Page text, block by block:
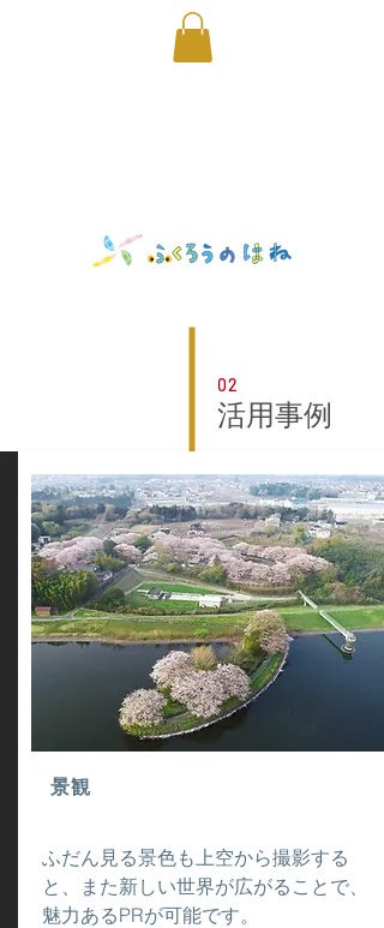
02
活用事例
景観
ふだん見る景色も上空から撮影する
と、また新しい世界が広がることで、
魅力あるPRが可能です。